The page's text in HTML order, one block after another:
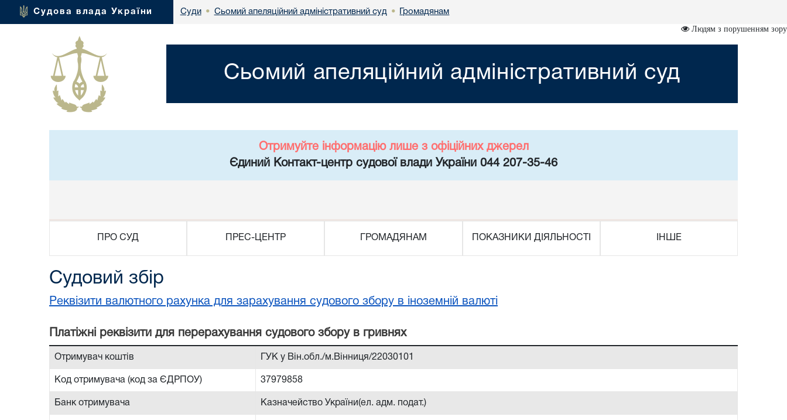
Судова влада України Суди • Сьомий апеляційний адміністративний суд • Громадянам
Людям з порушенням зору
Сьомий апеляційний адміністративний суд
Отримуйте інформацію лише з офіційних джерел
Єдиний Контакт-центр судової влади України 044 207-35-46
ПРО СУД ПРЕС-ЦЕНТР ГРОМАДЯНАМ ПОКАЗНИКИ ДІЯЛЬНОСТІ ІНШЕ
Судовий збір
Реквізити валютного рахунка для зарахування судового збору в іноземній валюті
Платiжнi реквiзити для перерахування судового збору в гривнях
Отримувач коштів ГУК у Він.обл./м.Вінниця/22030101
Код отримувача (код за ЄДРПОУ) 37979858
Банк отримувача Казначейство України(ел. адм. подат.)